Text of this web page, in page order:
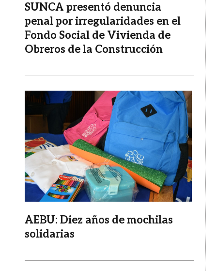
SUNCA presentó denuncia
penal por irregularidades en el
Fondo Social de Vivienda de
Obreros de la Construcción
Imagen
AEBU: Diez años de mochilas
solidarias